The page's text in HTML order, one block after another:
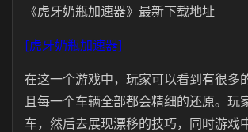
《虎牙奶瓶加速器》最新下载地址
[虎牙奶瓶加速器]
在这一个游戏中，玩家可以看到有很多
且每一个车辆全部都会精细的还原。玩
车，然后去展现漂移的技巧，同时游戏